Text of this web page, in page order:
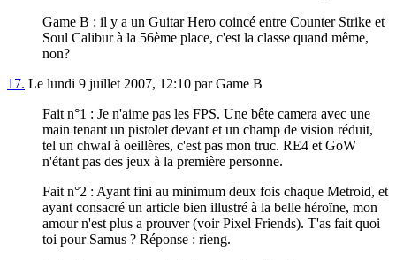
Game B : il y a un Guitar Hero coincé entre Counter Strike et
Soul Calibur à la 56ème place, c'est la classe quand même,
non?
17. Le lundi 9 juillet 2007, 12:10 par Game B
Fait n°1 : Je n'aime pas les FPS. Une bête camera avec une
main tenant un pistolet devant et un champ de vision réduit,
tel un chwal à oeillères, c'est pas mon truc. RE4 et GoW
n'étant pas des jeux à la première personne.
Fait n°2 : Ayant fini au minimum deux fois chaque Metroid, et
ayant consacré un article bien illustré à la belle héroïne, mon
amour n'est plus a prouver (voir Pixel Friends). T'as fait quoi
toi pour Samus ? Réponse : rieng.